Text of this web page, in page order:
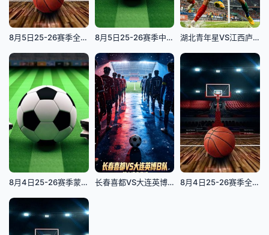
8月5日25-26赛季全国青年篮球联赛 新疆广汇60VS88上海久事 8月5日25-26赛季中乙联赛 上海海港B队VS山西崇德荣海 湖北青年星VS江西庐山
8月4日25-26赛季蒙超联赛四分之一决赛 第一回合 乌兰察布队VS包头队 长春喜都VS大连英博B队 8月4日25-26赛季全国青年篮球联赛 福建浔兴81VS106上海久事